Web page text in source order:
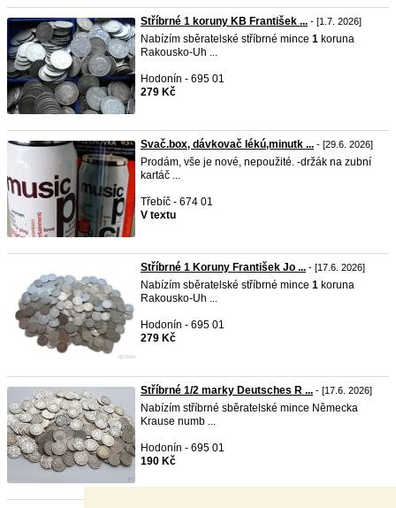
Stříbrné 1 koruny KB František ... - [1.7. 2026]
Nabízím sběratelské stříbrné mince 1 koruna
Rakousko-Uh ...
Hodonín - 695 01
279 Kč
Svač.box, dávkovač lékú,minutk ... - [29.6. 2026]
Prodám, vše je nové, nepoužité. -držák na zubní
kartáč ...
Třebíč - 674 01
V textu
Stříbrné 1 Koruny František Jo ... - [17.6. 2026]
Nabízím sběratelské stříbrné mince 1 koruna
Rakousko-Uh ...
Hodonín - 695 01
279 Kč
Stříbrné 1/2 marky Deutsches R ... - [17.6. 2026]
Nabízím stříbrné sběratelské mince Německa
Krause numb ...
Hodonín - 695 01
190 Kč